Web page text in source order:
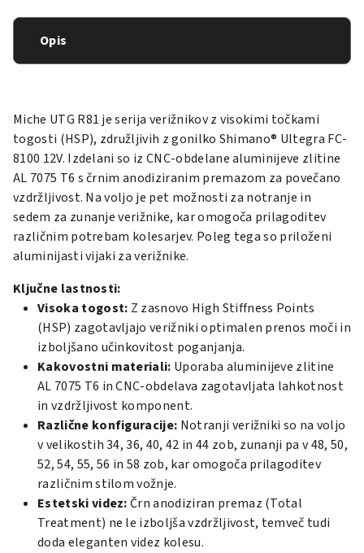
Opis
Miche UTG R81 je serija verižnikov z visokimi točkami
togosti (HSP), združljivih z gonilko Shimano® Ultegra FC-
8100 12V. Izdelani so iz CNC-obdelane aluminijeve zlitine
AL 7075 T6 s črnim anodiziranim premazom za povečano
vzdržljivost. Na voljo je pet možnosti za notranje in
sedem za zunanje verižnike, kar omogoča prilagoditev
različnim potrebam kolesarjev. Poleg tega so priloženi
aluminijasti vijaki za verižnike.
Ključne lastnosti:
Visoka togost: Z zasnovo High Stiffness Points
(HSP) zagotavljajo verižniki optimalen prenos moči in
izboljšano učinkovitost poganjanja.
Kakovostni materiali: Uporaba aluminijeve zlitine
AL 7075 T6 in CNC-obdelava zagotavljata lahkotnost
in vzdržljivost komponent.
Različne konfiguracije: Notranji verižniki so na voljo
v velikostih 34, 36, 40, 42 in 44 zob, zunanji pa v 48, 50,
52, 54, 55, 56 in 58 zob, kar omogoča prilagoditev
različnim stilom vožnje.
Estetski videz:Črn anodiziran premaz (Total
Treatment) ne le izboljša vzdržljivost, temveč tudi
doda eleganten videz kolesu.